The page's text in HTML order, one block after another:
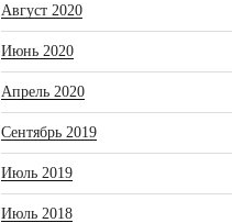
Август 2020
Июнь 2020
Апрель 2020
Сентябрь 2019
Июль 2019
Июль 2018